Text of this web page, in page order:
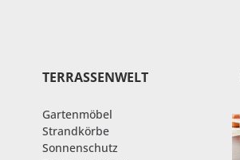
TERRASSENWELT
Gartenmöbel
Strandkörbe
Sonnenschutz